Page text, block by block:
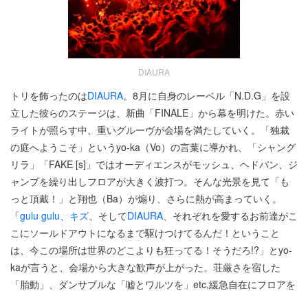
DIAURA
トリを飾ったのはDIAURA。8月に自身のレーベル「N.D.G」を設
立した彼らのステージは、新曲「FINALE」から幕を明けた。赤い
ライトが照らす中、重いグルーヴが会場を満たしていく。「独裁
の庭へようこそ」というyo-ka（Vo）の言葉に導かれ、「シャング
リラ」「FAKE [s]」ではオーディエンスがモッシュ、ヘドバン、ジ
ャンプを繰り出しフロアが大きく波打つ。そんな光景を見て「も
っと頂戴！」と翔也（Ba）が煽り、さらに熱が高まっていく。
「gulu gulu キズ 、そしてDIAURA 、それぞれを愛するお前達がこ
こにソールドアウトになるまで駆けつけてるんだ！ということ
は、今この場所は世界のどこよりも狂ってる！そうだろ!?」とyo-
kaが言うと、会場から大きな歓声が上がった。荘厳さを宿した
「胎動」、ダンサブルな「嘘とワルツを」etc,緩急自在にフロアを